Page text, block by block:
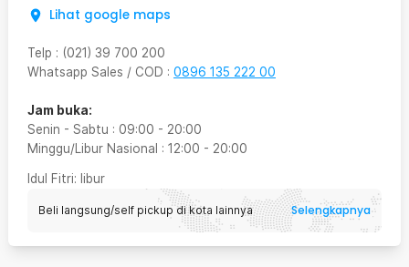
Lihat google maps
Telp : (021) 39 700 200
Whatsapp Sales / COD : 0896 135 222 00
Jam buka:
Senin - Sabtu : 09:00 - 20:00
Minggu/Libur Nasional : 12:00 - 20:00
Idul Fitri: libur
Beli langsung/self pickup di kota lainnya Selengkapnya